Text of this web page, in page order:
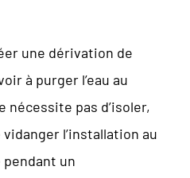
une dérivation de
à purger l’eau au
nécessite pas d’isoler,
l’installation au
un